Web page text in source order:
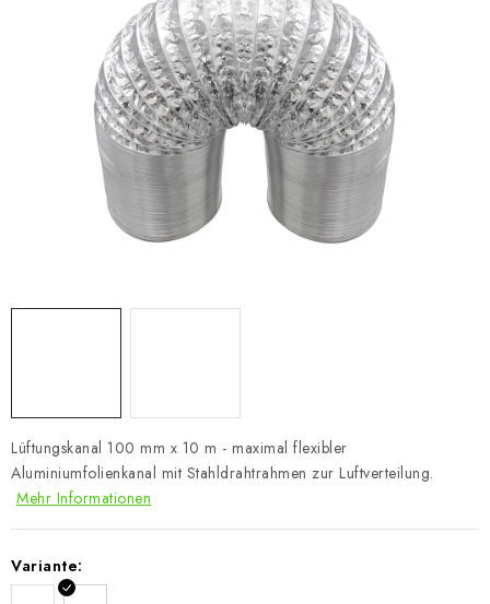
SMARTER GARTEN
Geschäftsbewertung Kaufberatung AGB
Blog
Datenschutzerklärung Impressum
Lüftungskanal 100 mm x 10 m - maximal flexibler
Aluminiumfolienkanal mit Stahldrahtrahmen zur Luftverteilung.
Mehr Informationen
Variante: